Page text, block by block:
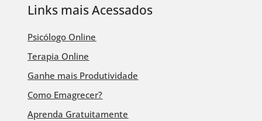
Links mais Acessados
Psicólogo Online
Terapia Online
Ganhe mais Produtividade
Como Emagrecer?
Aprenda Gratuitamente